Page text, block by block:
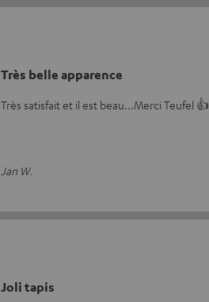
Très belle apparence
Très satisfait et il est beau...Merci Teufel 👍
Jan W.
Joli tapis